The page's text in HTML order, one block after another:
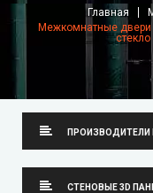
Главная
Mежкомнатные
стекло
Neman (Неман)
СТЕНОВЫЕ 3D